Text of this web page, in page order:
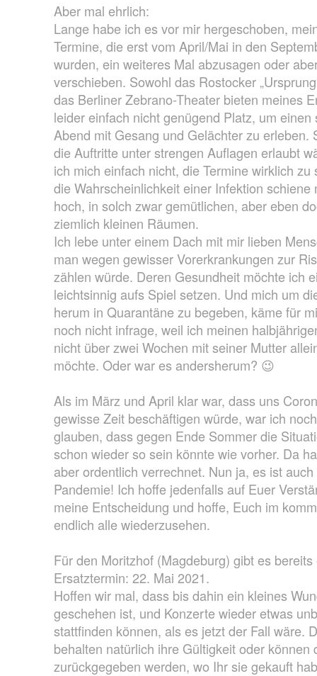
Aber mal ehrlich:
Lange habe ich es vor mir hergeschoben,
Termine, die erst vom April/Mai in den
wurden, ein weiteres Mal abzusagen oder
verschieben. Sowohl das Rostocker
das Berliner Zebrano-Theater bieten meines
leider einfach nicht genügend Platz, um einen
Abend mit Gesang und Gelächter zu erleben.
die Auftritte unter strengen Auflagen erlaubt
ich mich einfach nicht, die Termine wirklich zu
die Wahrscheinlichkeit einer Infektion schiene
hoch, in solch zwar gemütlichen, aber eben
ziemlich kleinen Räumen.
Ich lebe unter einem Dach mit mir lieben
man wegen gewisser Vorerkrankungen zur
zählen würde. Deren Gesundheit möchte ich
leichtsinnig aufs Spiel setzen. Und mich um
herum in Quarantäne zu begeben, käme für
noch nicht infrage, weil ich meinen
nicht über zwei Wochen mit seiner Mutter
möchte. Oder war es andersherum? 😉
Als im März und April klar war, dass uns
gewisse Zeit beschäftigen würde, war ich
glauben, dass gegen Ende Sommer die
schon wieder so sein könnte wie vorher. Da
aber ordentlich verrechnet. Nun ja, es ist
Pandemie! Ich hoffe jedenfalls auf Euer
meine Entscheidung und hoffe, Euch im
endlich alle wiederzusehen.
Für den Moritzhof (Magdeburg) gibt es bereits
Ersatztermin: 22. Mai 2021.
Hoffen wir mal, dass bis dahin ein kleines
geschehen ist, und Konzerte wieder etwas
stattfinden können, als es jetzt der Fall wäre.
behalten natürlich ihre Gültigkeit oder können
zurückgegeben werden, wo Ihr sie gekauft